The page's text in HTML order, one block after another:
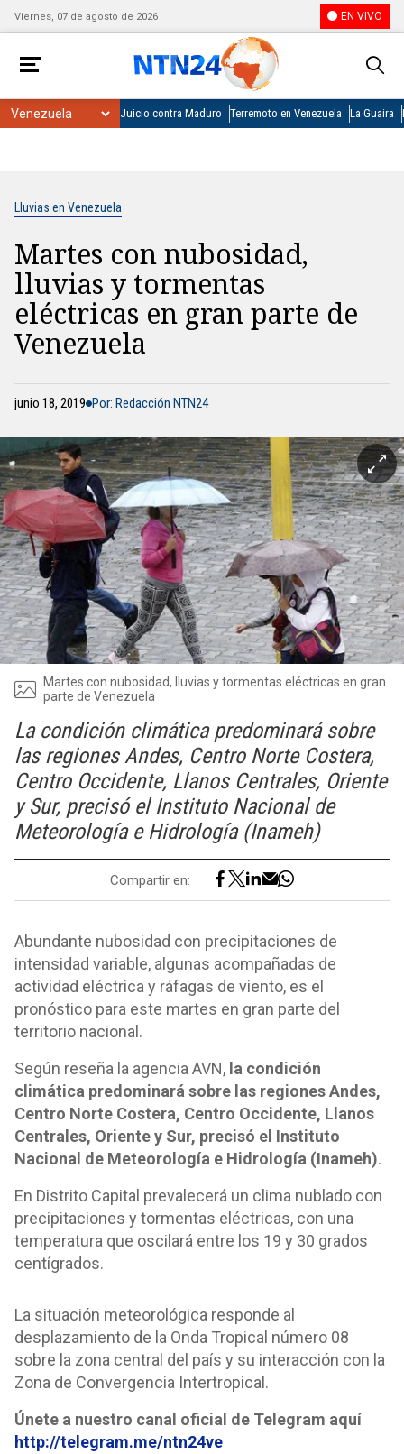
Viernes, 07 de agosto de 2026 EN VIVO
Juicio contra Maduro Terremoto en Venezuela La Guaira
Lluvias en Venezuela
Martes con nubosidad,
lluvias y tormentas
eléctricas en gran parte de
Venezuela
junio 18, 2019 Por: Redacción NTN24
Martes con nubosidad, lluvias y tormentas eléctricas en gran
parte de Venezuela
La condición climática predominará sobre
las regiones Andes, Centro Norte Costera,
Centro Occidente, Llanos Centrales, Oriente
y Sur, precisó el Instituto Nacional de
Meteorología e Hidrología (Inameh)
Compartir en:
Abundante nubosidad con precipitaciones de
intensidad variable, algunas acompañadas de
actividad eléctrica y ráfagas de viento, es el
pronóstico para este martes en gran parte del
territorio nacional.
Según reseña la agencia AVN, la condición
climática predominará sobre las regiones Andes,
Centro Norte Costera, Centro Occidente, Llanos
Centrales, Oriente y Sur, precisó el Instituto
Nacional de Meteorología e Hidrología (Inameh).
En Distrito Capital prevalecerá un clima nublado con
precipitaciones y tormentas eléctricas, con una
temperatura que oscilará entre los 19 y 30 grados
centígrados.
La situación meteorológica responde al
desplazamiento de la Onda Tropical número 08
sobre la zona central del país y su interacción con la
Zona de Convergencia Intertropical.
Únete a nuestro canal oficial de Telegram aquí
http://telegram.me/ntn24ve